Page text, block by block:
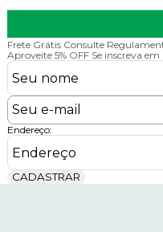
Frete Grátis Consulte
Aproveite 5% OFF Se inscreva
Endereço:
CADASTRAR